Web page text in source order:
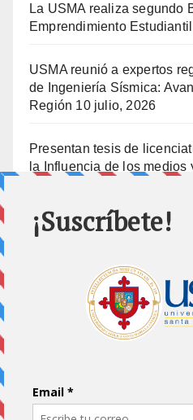
La USMA realiza segundo
Emprendimiento
USMA reunió a expertos
de Ingeniería Sísmica:
Región 10 julio, 2026
Presentan tesis de
la Influencia de los medios